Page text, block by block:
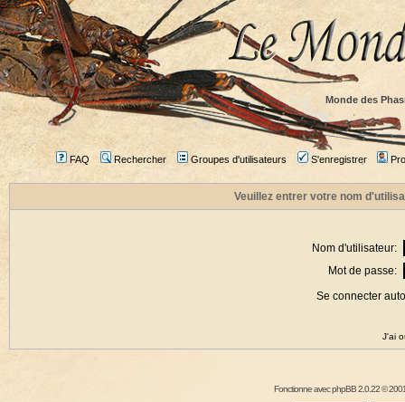
Monde des
FAQ Rechercher Groupes d'utilisateurs S'enregistrer
Veuillez entrer votre nom
Nom d'utilisateur:
Mot de passe:
Se connecter
J'ai
Fonctionne avecphpBB2.0.22 ©